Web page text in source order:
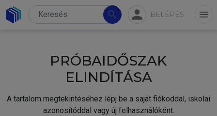
search person BELÉPÉS menu
PRÓBAIDŐSZAK
ELINDÍTÁSA
A tartalom megtekintéséhez lépj be a saját fiókoddal, iskolai
azonosítóddal vagy új felhasználóként.